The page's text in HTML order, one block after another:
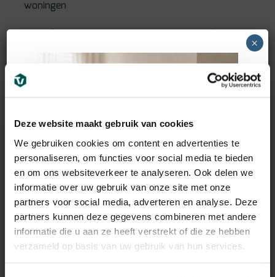
Deze website maakt gebruik van cookies
We gebruiken cookies om content en advertenties te
personaliseren, om functies voor social media te bieden
en om ons websiteverkeer te analyseren. Ook delen we
informatie over uw gebruik van onze site met onze
partners voor social media, adverteren en analyse. Deze
partners kunnen deze gegevens combineren met andere
informatie die u aan ze heeft verstrekt of die ze hebben
verzameld op basis van uw gebruik van hun services.
woningen
👉 Perfect voor open woonruimtes en moderne
interieurs
ARTIKELNUMMER
Kleurnummer 31
DIKTE
2,5mm
GEWICHT
KLEUR
beige,bruin
Belakos
×